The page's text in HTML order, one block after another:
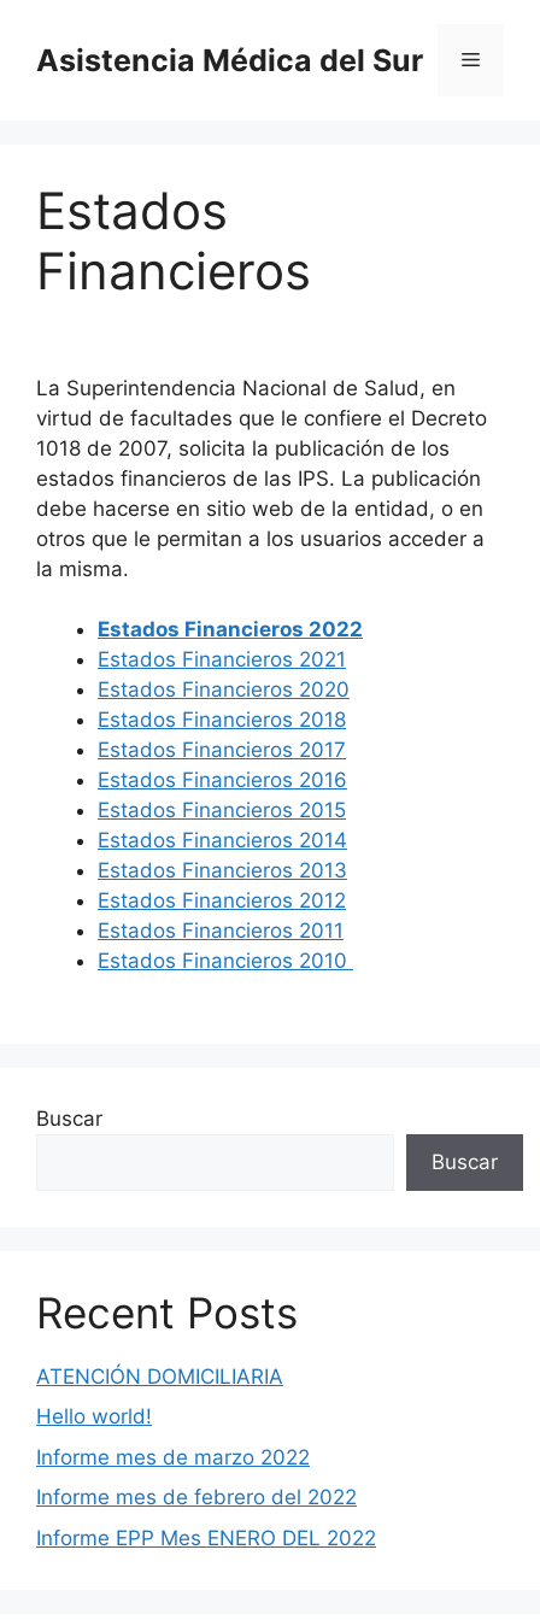
contenido
Asistencia Médica del Sur Menú
Estados
Financieros
La Superintendencia Nacional de Salud, en
virtud de facultades que le confiere el Decreto
1018 de 2007, solicita la publicación de los
estados financieros de las IPS. La publicación
debe hacerse en sitio web de la entidad, o en
otros que le permitan a los usuarios acceder a
la misma.
Estados Financieros 2022
Estados Financieros 2021
Estados Financieros 2020
Estados Financieros 2018
Estados Financieros 2017
Estados Financieros 2016
Estados Financieros 2015
Estados Financieros 2014
Estados Financieros 2013
Estados Financieros 2012
Estados Financieros 2011
Estados Financieros 2010
Buscar
Buscar
Recent Posts
ATENCIÓN DOMICILIARIA
Hello world!
Informe mes de marzo 2022
Informe mes de febrero del 2022
Informe EPP Mes ENERO DEL 2022